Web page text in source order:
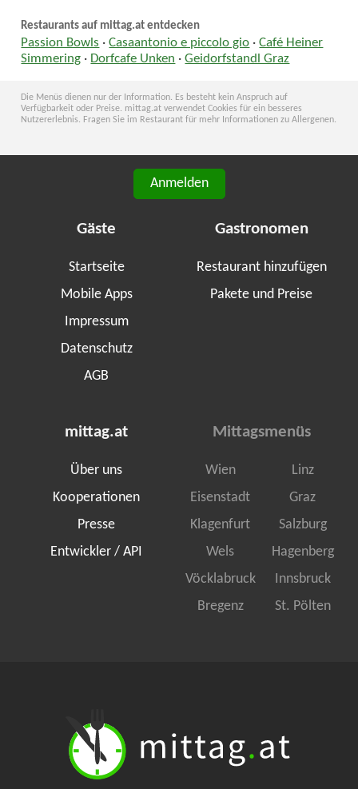
Restaurants auf mittag.at entdecken
Passion Bowls ·Casaantonio e piccolo gio ·Café Heiner
Simmering · Dorfcafe Unken ·Geidorfstandl Graz
Die Menüs dienen nur der Information. Es besteht kein Anspruch auf
Verfügbarkeit oder Preise. mittag.at verwendet Cookies für ein besseres
Nutzererlebnis. Fragen Sie im Restaurant für mehr Informationen zu Allergenen.
Anmelden
Gäste
Startseite
Mobile Apps
Impressum
Datenschutz
AGB
Gastronomen
Restaurant hinzufügen
Pakete und Preise
mittag.at
Über uns
Kooperationen
Presse
Entwickler / API
Mittagsmenüs
Wien
Linz
Eisenstadt
Graz
Klagenfurt
Salzburg
Wels
Hagenberg
Vöcklabruck
Innsbruck
Bregenz
St. Pölten